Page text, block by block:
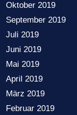
Oktober 2019
September 2019
Juli 2019
Juni 2019
Mai 2019
April 2019
März 2019
Februar 2019